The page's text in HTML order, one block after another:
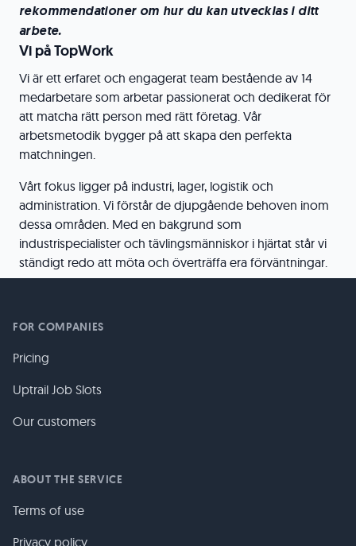
rekommendationer om hur du kan utvecklas i ditt
arbete.
Vi på TopWork
Vi är ett erfaret och engagerat team bestående av 14
medarbetare som arbetar passionerat och dedikerat för
att matcha rätt person med rätt företag. Vår
arbetsmetodik bygger på att skapa den perfekta
matchningen.
Vårt fokus ligger på industri, lager, logistik och
administration. Vi förstår de djupgående behoven inom
dessa områden. Med en bakgrund som
industrispecialister och tävlingsmänniskor i hjärtat står vi
ständigt redo att möta och överträffa era förväntningar.
FOR COMPANIES
Pricing
Uptrail Job Slots
Our customers
ABOUT THE SERVICE
Terms of use
Privacy policy